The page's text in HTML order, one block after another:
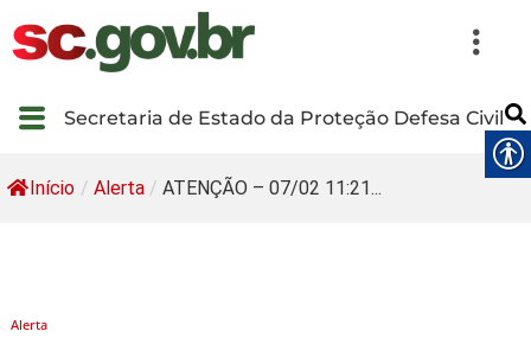
Secretaria de Estado da Proteção Defesa Civil
Início / Alerta / ATENÇÃO – 07/02 11:21...
Alerta